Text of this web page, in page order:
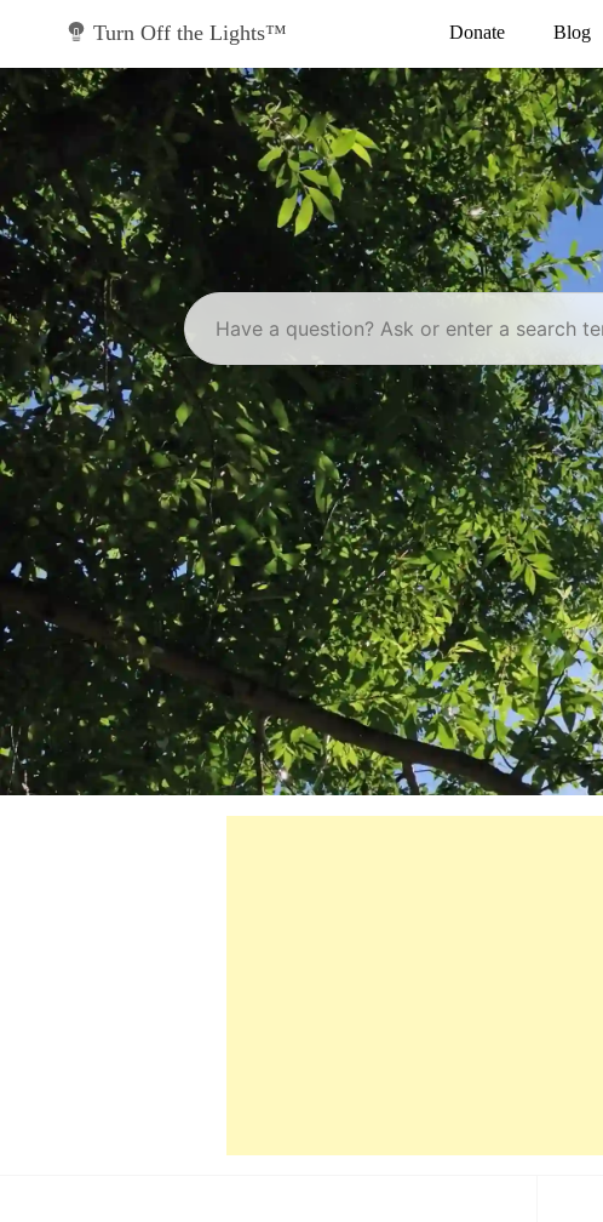
Turn Off the Lights™ Donate Blog